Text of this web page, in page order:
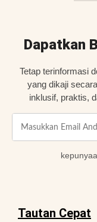
Dapatkan
Tetap terinformasi
yang dikaji
inklusif, praktis,
Tautan Cepat